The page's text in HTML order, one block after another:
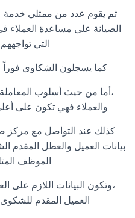
ثم يقوم عدد من ممثلي خدمة
الصيانة على مساعدة العملاء
التي
كما يسجلون الشكاوى فوراً
،أما من حيث أسلوب
والعملاء فهي تكون على
كذلك عند التواصل مع مركز
بيانات العميل والعطل
الموظف
،وتكون البيانات اللازم على
العميل المقدم